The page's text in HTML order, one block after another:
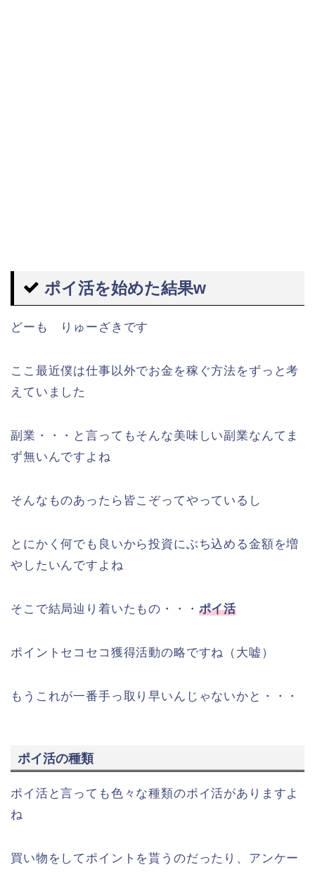
ポイ活を始めた結果w
どーも りゅーざきです
ここ最近僕は仕事以外でお金を稼ぐ方法をずっと考
えていました
副業・・・と言ってもそんな美味しい副業なんてま
ず無いんですよね
そんなものあったら皆こぞってやっているし
とにかく何でも良いから投資にぶち込める金額を増
やしたいんですよね
そこで結局辿り着いたもの・・・ ポイ活
ポイントセコセコ獲得活動の略ですね（大嘘）
もうこれが一番手っ取り早いんじゃないかと・・・
ポイ活の種類
ポイ活と言っても色々な種類のポイ活がありますよ
ね
買い物をしてポイントを貰うのだったり、アンケー